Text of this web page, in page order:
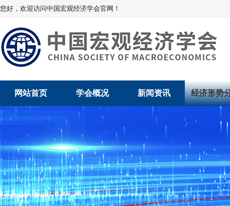
您好，欢迎访问中国宏观经济学会官网！
网站首页 学会概况
学会介绍
学术委员会
学会领导
组织机构
新闻资讯
新闻动态
学会动态
会员动态
经济形势
经济数据
经济运行与
产业发展